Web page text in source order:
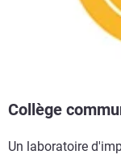
Collège
Un laboratoire